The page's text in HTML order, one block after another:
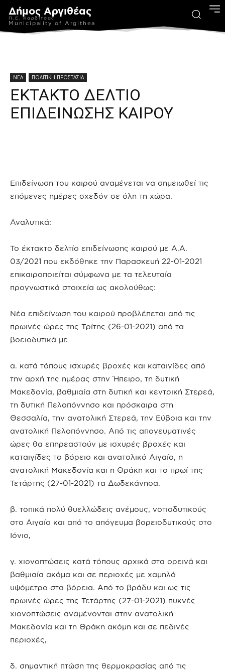
Δήμος Αργιθέας
Π.Ε. Καρδίτσας
Municipality of Argithea
ΝΕΑ ΠΟΛΙΤΙΚΗ ΠΡΟΣΤΑΣΙΑ
ΕΚΤΑΚΤΟ ΔΕΛΤΙΟ
ΕΠΙΔΕΙΝΩΣΗΣ ΚΑΙΡΟΥ
Επιδείνωση του καιρού αναμένεται να σημειωθεί τις
επόμενες ημέρες σχεδόν σε όλη τη χώρα.
Αναλυτικά:
Το έκτακτο δελτίο επιδείνωσης καιρού με Α.Α.
03/2021 που εκδόθηκε την Παρασκευή 22-01-2021
επικαιροποιείται σύμφωνα με τα τελευταία
προγνωστικά στοιχεία ως ακολούθως:
Νέα επιδείνωση του καιρού προβλέπεται από τις
πρωινές ώρες της Τρίτης (26-01-2021) από τα
βοειοδυτικά με
α. κατά τόπους ισχυρές βροχές και καταιγίδες από
την αρχή της ημέρας στην Ήπειρο, τη δυτική
Μακεδονία, βαθμιαία στη δυτική και κεντρική Στερεά,
τη δυτική Πελοπόννησο και πρόσκαιρα στη
Θεσσαλία, την ανατολική Στερεά, την Εύβοια και την
ανατολική Πελοπόννησο. Από τις απογευματινές
ώρες θα επηρεαστούν με ισχυρές βροχές και
καταιγίδες το βόρειο και ανατολικό Αιγαίο, η
ανατολική Μακεδονία και η Θράκη και το πρωί της
Τετάρτης (27-01-2021) τα Δωδεκάνησα.
β. τοπικά πολύ θυελλώδεις ανέμους, νοτιοδυτικούς
στο Αιγαίο και από το απόγευμα βορειοδυτικούς στο
Ιόνιο,
γ. χιονοπτώσεις κατά τόπους αρχικά στα ορεινά και
βαθμιαία ακόμα και σε περιοχές με χαμηλό
υψόμετρο στα βόρεια. Από το βράδυ και ως τις
πρωινές ώρες της Τετάρτης (27-01-2021) πυκνές
χιονοπτώσεις αναμένονται στην ανατολική
Μακεδονία και τη Θράκη ακόμη και σε πεδινές
περιοχές,
δ. σημαντική πτώση της θερμοκρασίας από τις